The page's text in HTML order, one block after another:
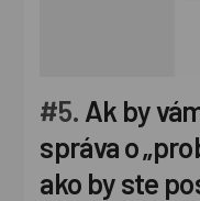
#5. Ak by
správa o
ako by ste